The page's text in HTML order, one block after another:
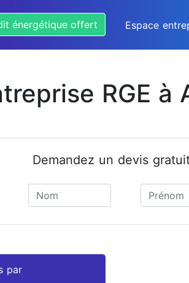
énergétique offert Espace
RGE à
Demandez un devis
par